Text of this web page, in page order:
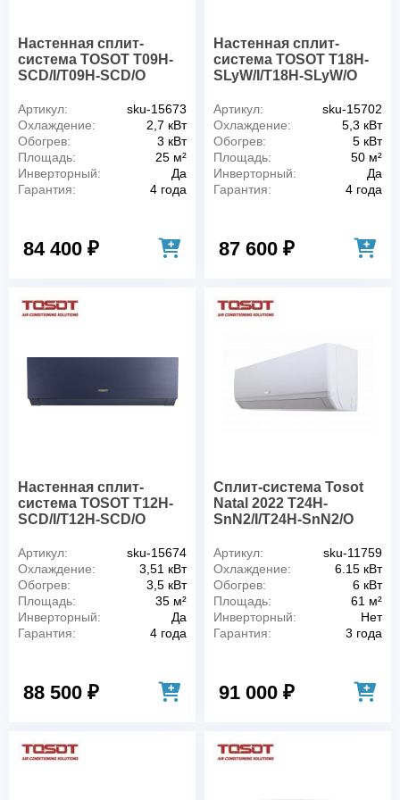
Настенная сплит-
система TOSOT T09H-
SCD/I/T09H-SCD/O
Артикул:
sku-15673
Охлаждение:
2,7 кВт
Обогрев:
3 кВт
Площадь:
25 м²
Инверторный:
Да
Гарантия:
4 года
84 400 ₽
Настенная сплит-
система TOSOT T18H-
SLyW/I/T18H-SLyW/O
Артикул:
sku-15702
Охлаждение:
5,3 кВт
Обогрев:
5 кВт
Площадь:
50 м²
Инверторный:
Да
Гарантия:
4 года
87 600 ₽
Настенная сплит-
система TOSOT T12H-
SCD/I/T12H-SCD/O
Артикул:
sku-15674
Охлаждение:
3,51 кВт
Обогрев:
3,5 кВт
Площадь:
35 м²
Инверторный:
Да
Гарантия:
4 года
88 500 ₽
Сплит-система Tosot
Natal 2022 T24H-
SnN2/I/T24H-SnN2/O
Артикул:
sku-11759
Охлаждение:
6.15 кВт
Обогрев:
6 кВт
Площадь:
61 м²
Инверторный:
Нет
Гарантия:
3 года
91 000 ₽